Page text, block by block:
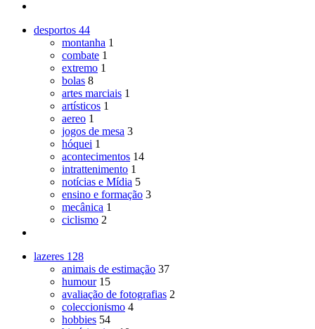
desportos 44
montanha 1
combate 1
extremo 1
bolas 8
artes marciais 1
artísticos 1
aereo 1
jogos de mesa 3
hóquei 1
acontecimentos 14
intrattenimento 1
notícias e Mídia 5
ensino e formação 3
mecânica 1
ciclismo 2
lazeres 128
animais de estimação 37
humour 15
avaliação de fotografias 2
coleccionismo 4
hobbies 54